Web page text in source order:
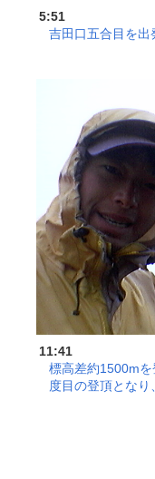
5:51
吉田口五合目を出
11:41
標高差約1500m
度目の登頂とな